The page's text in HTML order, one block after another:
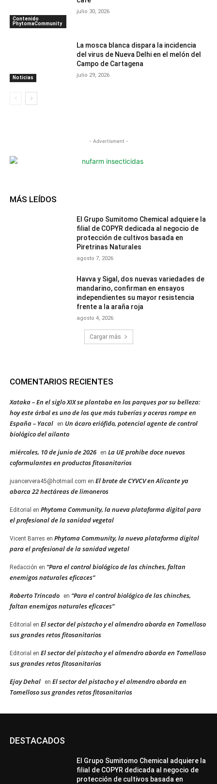
Contenido
PhytomaCommunity
julio 30, 2026
Noticias
La mosca blanca dispara la incidencia
del virus de Nueva Delhi en el melón del
Campo de Cartagena
julio 29, 2026
- Advertisment -
MÁS LEÍDOS
El Grupo Sumitomo Chemical adquiere la
filial de COPYR dedicada al negocio de
protección de cultivos basada en
Piretrinas Naturales
agosto 7, 2026
Havva y Sigal, dos nuevas variedades de
mandarino, confirman en ensayos
independientes su mayor resistencia
frente a la araña roja
agosto 4, 2026
Cargar más
COMENTARIOS RECIENTES
Xataka – En el siglo XIX se plantaba en los parques por su belleza:
hoy este árbol es uno de los que más tuberías y aceras rompe en
España – Yacal
en Un ácaro eriófido, potencial agente de control
biológico del ailanto
miércoles, 10 de junio de 2026 en La UE prohíbe doce nuevos
coformulantes en productos fitosanitarios
juancervera45@hotmail.com en El brote de CYVCV en Alicante ya
abarca 22 hectáreas de limoneros
Editorial en Phytoma Community, la nueva plataforma digital para
el profesional de la sanidad vegetal
Vicent Barres en Phytoma Community, la nueva plataforma digital
para el profesional de la sanidad vegetal
Redacción en “Para el control biológico de las chinches, faltan
enemigos naturales eficaces”
Roberto Trincado en “Para el control biológico de las chinches,
faltan enemigos naturales eficaces”
Editorial en El sector del pistacho y el almendro aborda en Tomelloso
sus grandes retos fitosanitarios
Editorial en El sector del pistacho y el almendro aborda en Tomelloso
sus grandes retos fitosanitarios
Ejay Dehal en El sector del pistacho y el almendro aborda en
Tomelloso sus grandes retos fitosanitarios
DESTACADOS
El Grupo Sumitomo Chemical adquiere la
filial de COPYR dedicada al negocio de
protección de cultivos basada en